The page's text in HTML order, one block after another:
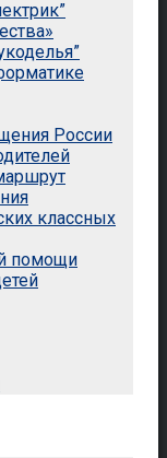
России
классных
помощи